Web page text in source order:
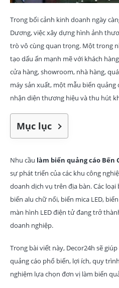
Trong bối cảnh kinh doanh ngày
Dương, việc xây dựng hình ảnh
trò vô cùng quan trọng. Một trong
tạo dấu ấn mạnh mẽ với khách
cửa hàng, showroom, nhà hàng,
máy sản xuất, một mẫu biển quảng
nhận diện thương hiệu và thu hút
Mục lục
Nhu cầu làm biển quảng cáo Bến
sự phát triển của các khu công
doanh dịch vụ trên địa bàn. Các
biển alu chữ nổi, biển mica LED,
màn hình LED điện tử đang trở
doanh nghiệp.
Trong bài viết này, Decor24h sẽ
quảng cáo phổ biến, lợi ích, quy
nghiệm lựa chọn đơn vị làm biển